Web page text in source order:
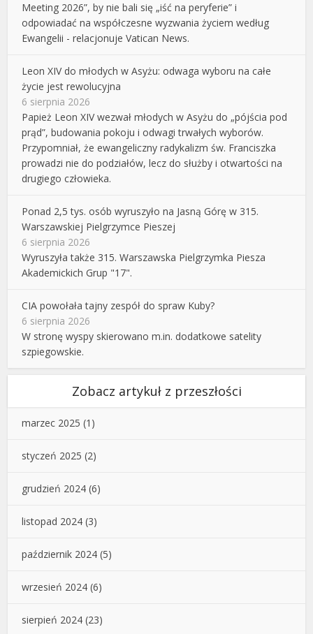
Meeting 2026”, by nie bali się „iść na peryferie” i
odpowiadać na współczesne wyzwania życiem według
Ewangelii - relacjonuje Vatican News.
Leon XIV do młodych w Asyżu: odwaga wyboru na całe
życie jest rewolucyjna
6 sierpnia 2026
Papież Leon XIV wezwał młodych w Asyżu do „pójścia pod
prąd”, budowania pokoju i odwagi trwałych wyborów.
Przypomniał, że ewangeliczny radykalizm św. Franciszka
prowadzi nie do podziałów, lecz do służby i otwartości na
drugiego człowieka.
Ponad 2,5 tys. osób wyruszyło na Jasną Górę w 315.
Warszawskiej Pielgrzymce Pieszej
6 sierpnia 2026
Wyruszyła także 315. Warszawska Pielgrzymka Piesza
Akademickich Grup "17".
CIA powołała tajny zespół do spraw Kuby?
6 sierpnia 2026
W stronę wyspy skierowano m.in. dodatkowe satelity
szpiegowskie.
Zobacz artykuł z przeszłości
marzec 2025 (1)
styczeń 2025 (2)
grudzień 2024 (6)
listopad 2024 (3)
październik 2024 (5)
wrzesień 2024 (6)
sierpień 2024 (23)